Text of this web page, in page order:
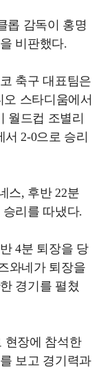
롭 감독이 홍명
비판했다.
축구 대표팀은
스타디움에서
월드컵 조별리
2-0으로 승리
스, 후반 22분
리를 따냈다.
4분 퇴장을 당
와네가 퇴장을
경기를 펼쳤
현장에 참석한
보고 경기력과